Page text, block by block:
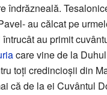
îndrăzneală.
au călcat pe
au primit
care vine de la
toţi credincioşii din
că de la ei Cuvântul